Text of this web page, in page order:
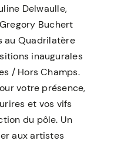
Delwaulle,
Buchert
au Quadrilatère
inaugurales
/ Hors Champs.
votre présence,
et vos vifs
du pôle. Un
aux artistes